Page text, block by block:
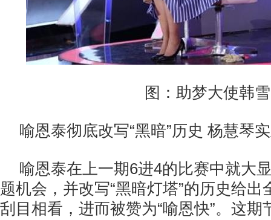
图：助梦大使韩雪
喻恩泰彻底改写“黑暗”历史 杨慧琴
喻恩泰在上一期6进4的比赛中就大
题机会，并改写“黑暗灯塔”的历史给出
刮目相看，进而被赞为“喻恩快”。这期